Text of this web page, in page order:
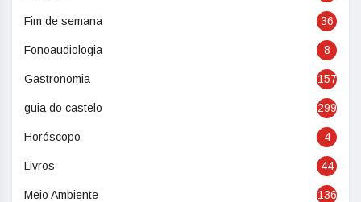
Fim de semana 36
Fonoaudiologia 8
Gastronomia 157
guia do castelo 299
Horóscopo 4
Livros 44
Meio Ambiente 136